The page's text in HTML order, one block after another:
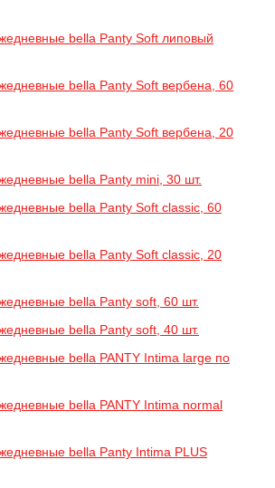
bella Panty Soft липовый
bella Panty Soft вербена, 60
bella Panty Soft вербена, 20
bella Panty mini, 30 шт.
bella Panty Soft classic, 60
bella Panty Soft classic, 20
bella Panty soft, 60 шт.
bella Panty soft, 40 шт.
bella PANTY Intima large по
bella PANTY Intima normal
bella Panty Intima PLUS